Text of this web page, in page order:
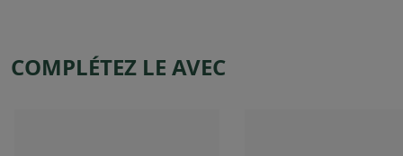
COMPLÉTEZ LE AVEC